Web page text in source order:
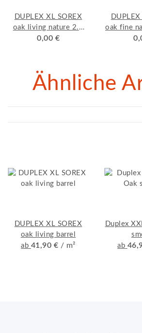
DUPLEX XL SOREX
oak living nature 2.5
mm design flor
0,00 €
oak fine
design
Ähnliche
DUPLEX XL SOREX
oak living barrel
ab 41,90 € / m²
Duplex
ab